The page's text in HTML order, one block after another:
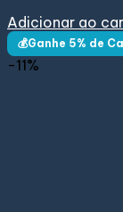
Adicionar ao
💰Ganhe 5% de
-11%